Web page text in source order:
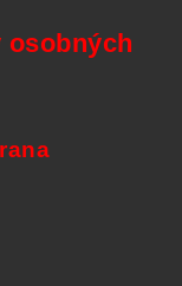
osobných